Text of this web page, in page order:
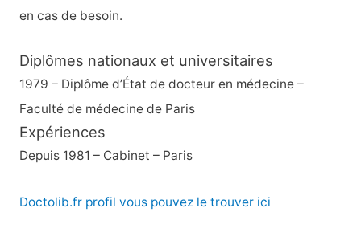
en cas de besoin.
Diplômes nationaux et universitaires
1979 – Diplôme d’État de docteur en médecine –
Faculté de médecine de Paris
Expériences
Depuis 1981 – Cabinet – Paris
Doctolib.fr profil vous pouvez le trouver ici